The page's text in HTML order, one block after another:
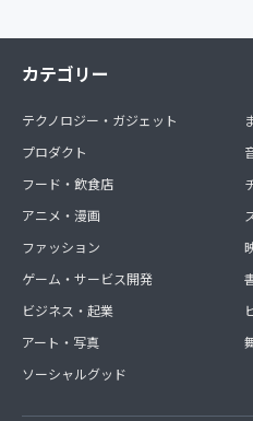
カテゴリー
テクノロジー・ガジェット
プロダクト
フード・飲食店
アニメ・漫画
ファッション
ゲーム・サービス開発
ビジネス・起業
アート・写真
ソーシャルグッド